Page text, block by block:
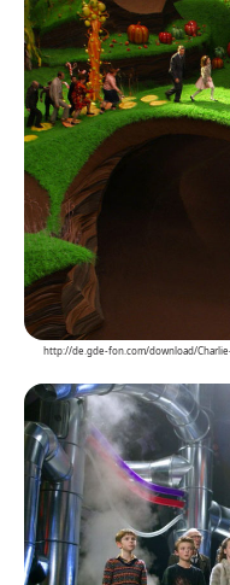
http://de.gde-fon.com/download/